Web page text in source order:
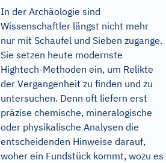
In der Archäologie sind
Wissenschaftler längst nicht mehr
nur mit Schaufel und Sieben zugange.
Sie setzen heute modernste
Hightech-Methoden ein, um Relikte
der Vergangenheit zu finden und zu
untersuchen. Denn oft liefern erst
präzise chemische, mineralogische
oder physikalische Analysen die
entscheidenden Hinweise darauf,
woher ein Fundstück kommt, wozu es